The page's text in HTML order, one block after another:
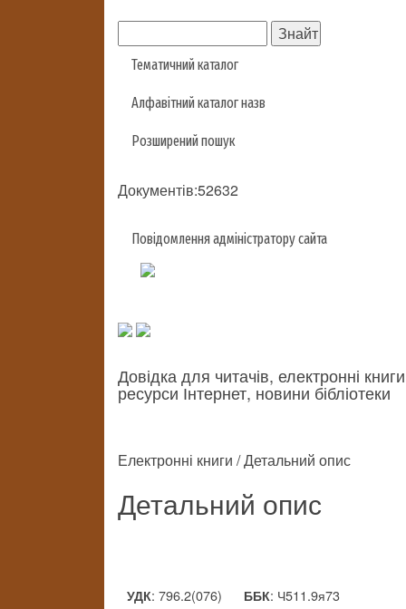
Тематичний каталог
Алфавітний каталог назв
Розширений пошук
Документів:52632
Повідомлення адміністратору сайта
Довідка для читачів, електронні
ресурси Інтернет, новини бібліотеки
Електронні книги / Детальний опис
Детальний опис
УДК: 796.2(076) ББК: Ч511.9я73